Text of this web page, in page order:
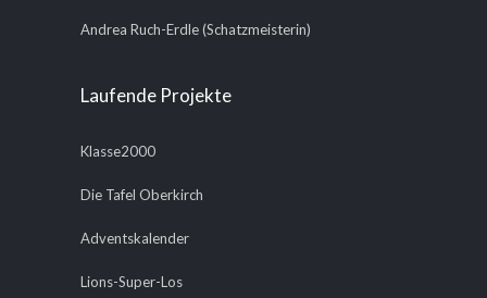
Andrea Ruch-Erdle (Schatzmeisterin)
Laufende Projekte
Klasse2000
Die Tafel Oberkirch
Adventskalender
Lions-Super-Los